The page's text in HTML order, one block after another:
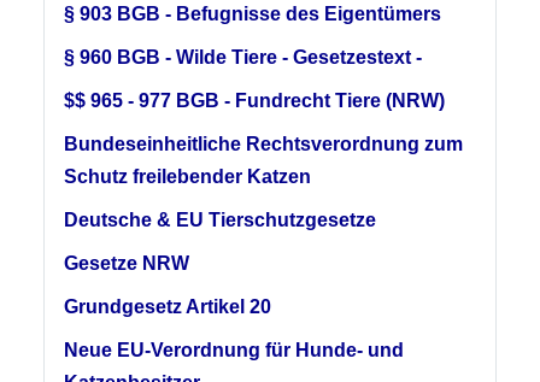
§ 903 BGB - Befugnisse des Eigentümers
§ 960 BGB - Wilde Tiere - Gesetzestext -
$$ 965 - 977 BGB - Fundrecht Tiere (NRW)
Bundeseinheitliche Rechtsverordnung zum
Schutz freilebender Katzen
Deutsche & EU Tierschutzgesetze
Gesetze NRW
Grundgesetz Artikel 20
Neue EU-Verordnung für Hunde- und